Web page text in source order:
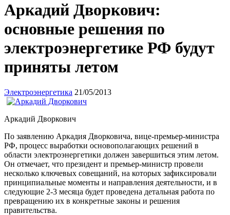
Аркадий Дворкович:
основные решения по
электроэнергетике РФ будут
приняты летом
Электроэнергетика 21/05/2013
Аркадий Дворкович
По заявлению Аркадия Дворковича, вице-премьер-министра
РФ, процесс выработки основополагающих решений в
области электроэнергетики должен завершиться этим летом.
Он отмечает, что президент и премьер-министр провели
несколько ключевых совещаний, на которых зафиксировали
принципиальные моменты и направления деятельности, и в
следующие 2-3 месяца будет проведена детальная работа по
превращению их в конкретные законы и решения
правительства.